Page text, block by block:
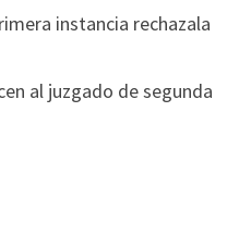
instancia rechazala
al juzgado de segunda